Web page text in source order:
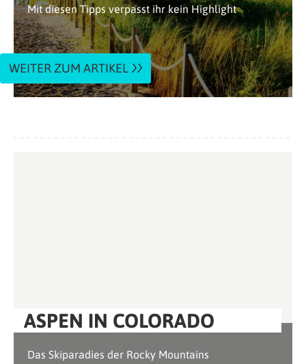
Mit diesen Tipps verpasst ihr kein Highlight
WEITER ZUM ARTIKEL
ASPEN IN COLORADO
Das Skiparadies der Rocky Mountains